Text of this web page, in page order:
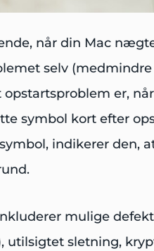
når din Mac
selv
er,
symbol kort efter
indikerer den,
mulige
utilsigtet sletning,